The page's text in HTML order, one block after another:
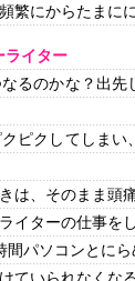
繁にからたまに
ライター
るのかな？出
ピクしてしま
は、そのまま頭
イターの仕事を
パソコンとにら
ていられなくな